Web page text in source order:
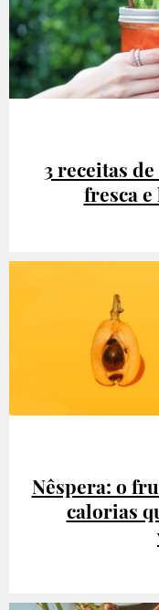
3 receitas
fresca
Nêspera: o
calorias